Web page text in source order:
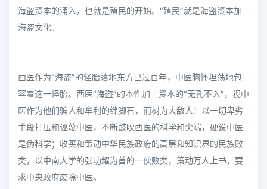
海盗资本的涌入，也就是殖民的开始。“殖民”就是海盗资本加
海盗文化。
西医作为“海盗”的怪胎落地东方已过百年，中医胸怀坦荡地包
容着这一怪胎。西医“海盗”的本性加上资本的“无孔不入”，视中
医作为他们骗人和牟利的绊脚石，而树为大敌人！以一切卑劣
手段打压和诬蔑中医，不断鼓吹西医的科学和尖端，硬说中医
是伪科学；收买和策动中华民族政府的高层和知识界的民族败
类，以中南大学的张功耀为首的一伙败类，策动万人上书，要
求中央政府废除中医。